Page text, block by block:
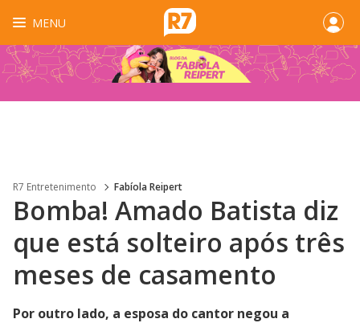
MENU
R7 Entretenimento Fabíola Reipert
Bomba! Amado Batista diz
que está solteiro após três
meses de casamento
Por outro lado, a esposa do cantor negou a